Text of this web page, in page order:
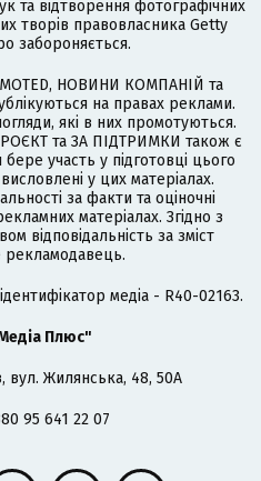
та відтворення фотографічних
творів правовласника Getty
забороняється.
НОВИНИ КОМПАНІЙ та
на правах реклами.
які в них промотуються.
та ЗА ПІДТРИМКИ також є
участь у підготовці цього
у цих матеріалах.
за факти та оціночні
матеріалах. Згідно з
відповідальність за зміст
рекламодавець.
медіа - R40-02163.
Плюс"
вул. Жилянська, 48, 50А
95 641 22 07